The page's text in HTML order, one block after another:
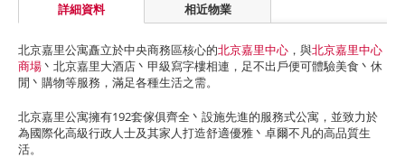
詳細資料 相近物業
北京嘉里公寓矗立於中央商務區核心的北京嘉里中心 ，與北京嘉里中心
商場丶北京嘉里大酒店丶甲級寫字樓相連，足不出戶便可體驗美食丶休
閒丶購物等服務，滿足各種生活之需。
北京嘉里公寓擁有192套傢俱齊全丶設施先進的服務式公寓，並致力於
為國際化高級行政人士及其家人打造舒適優雅丶卓爾不凡的高品質生
活。